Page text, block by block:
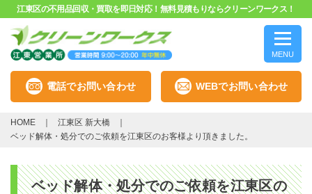
江東区の不用品回収・買取を即日対応！無料見積もりならクリーンワークス！
MENU
電話でお問い合わせ WEBでお問い合わせ
HOME
江東区 新大橋
ベッド解体・処分でのご依頼を江東区のお客様より頂きました。
ベッド解体・処分でのご依頼を江東区の